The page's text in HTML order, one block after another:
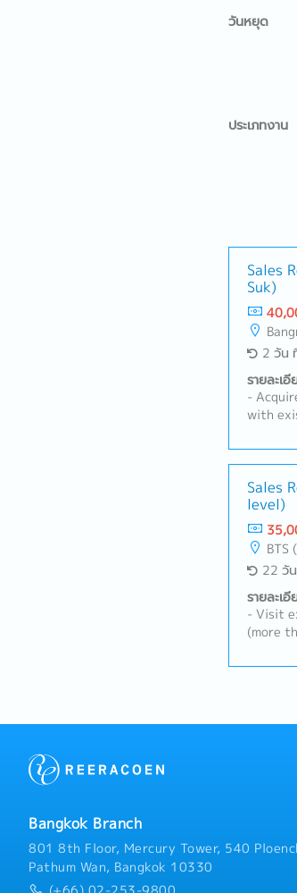
วันหยุด
ประเภทงาน
Sales
Suk)
2 วัน
รายละเ
-
with
with
also
Sales
level)
BTS (Silom Line), BTS (Sukhumvit
22 วั
รายละเ
- Visit
(more
Bangkok Branch
801 8th Floor, Mercury Tower, 540
Pathum Wan, Bangkok 10330